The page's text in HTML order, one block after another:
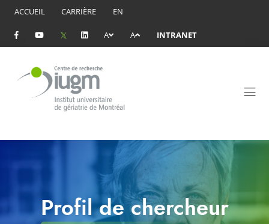
ACCUEIL CARRIÈRE EN
A A INTRANET
Profil de chercheur